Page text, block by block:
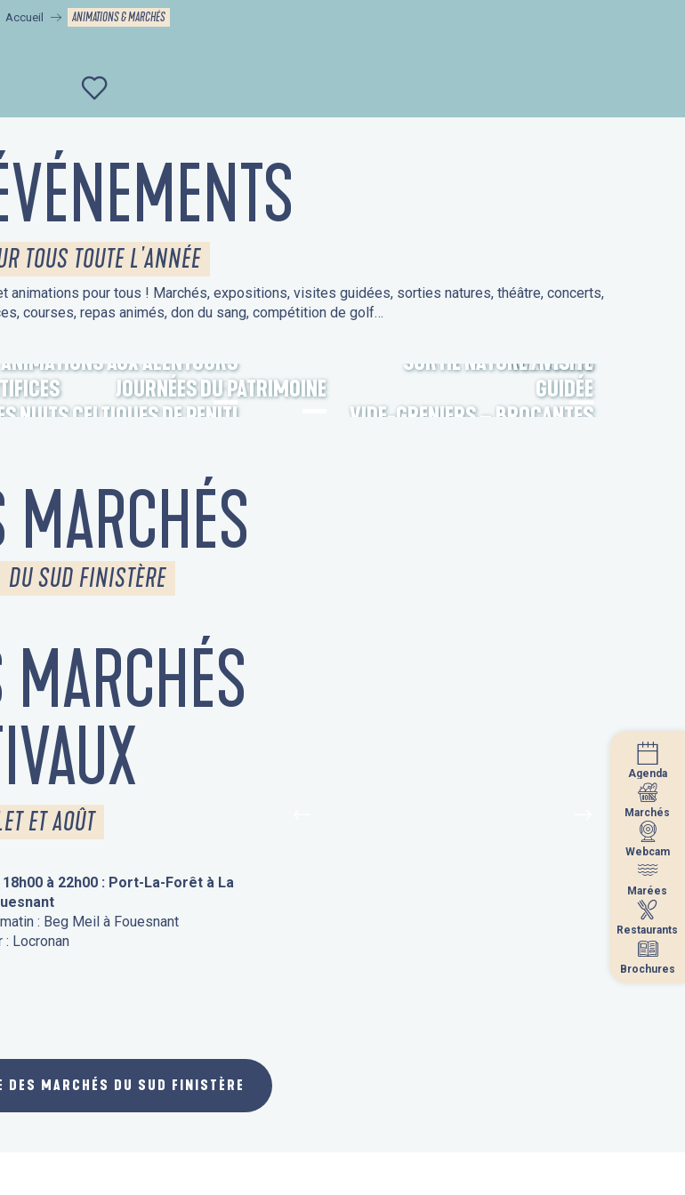
Agenda
Marchés
Webcam
Marées
Restaurants
Brochures
Accueil ANIMATIONS & MARCHÉS
Ajouter aux favoris
TOUS TOUTE L'ANNÉE
animations pour tous ! Marchés, expositions, visites guidées, sorties natures, théâtre, concerts,
courses, repas animés, don du sang, compétition de golf…
ANIMATIONS AUX ALENTOURS
MARCHÉS
JOURNÉES DU PATRIMOINE
SORTIE NATURE / VISITE
GUIDÉE
NUITS CELTIQUES DE PENITI VIDE-GRENIERS – BROCANTES
MARCHÉS
DU SUD FINISTÈRE
MARCHÉS
ET AOÛT
à 22h00 : Port-La-Forêt à La
: Beg Meil à Fouesnant
Locronan
DES MARCHÉS DU SUD FINISTÈRE